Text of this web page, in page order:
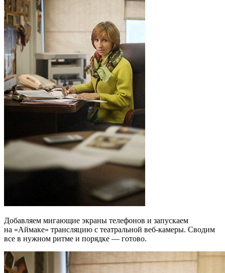
Добавляем мигающие экраны телефонов и запускаем
на «Аймаке» трансляцию с театральной веб-камеры. Сводим
все в нужном ритме и порядке — готово.